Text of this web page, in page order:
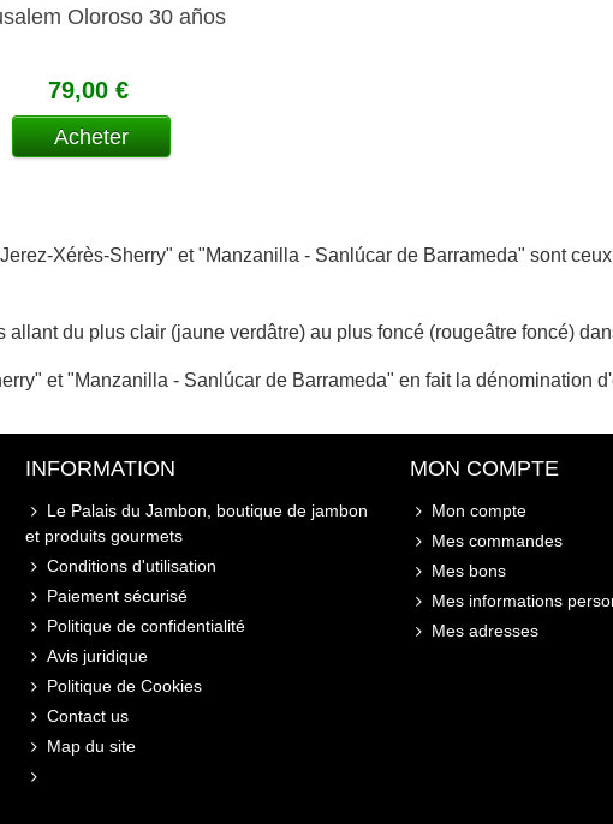
Oloroso 30 años
79,00 €
Acheter
Xérès-Sherry" et "Manzanilla - Sanlúcar de Barrameda" sont
du plus clair (jaune verdâtre) au plus foncé (rougeâtre foncé)
et "Manzanilla - Sanlúcar de Barrameda" en fait la dénomination
INFORMATION
Le Palais du Jambon, boutique de jambon
et produits gourmets
Conditions d'utilisation
Paiement sécurisé
Politique de confidentialité
Avis juridique
Politique de Cookies
Contact us
Map du site
MON COMPTE
Mon compte
Mes commandes
Mes bons
Mes informations
Mes adresses